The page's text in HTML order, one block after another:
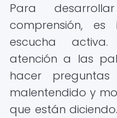
Para
comprensión,
escucha
atención a las
hacer
malentendido y
que están